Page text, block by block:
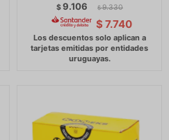
$9.106 $ 9.330
$ 7.740